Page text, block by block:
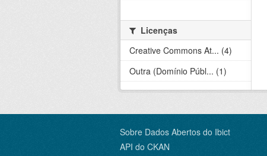
Licenças
Creative Commons At... (4)
Outra (Domínio Públ... (1)
Sobre Dados Abertos do Ibict
API do CKAN